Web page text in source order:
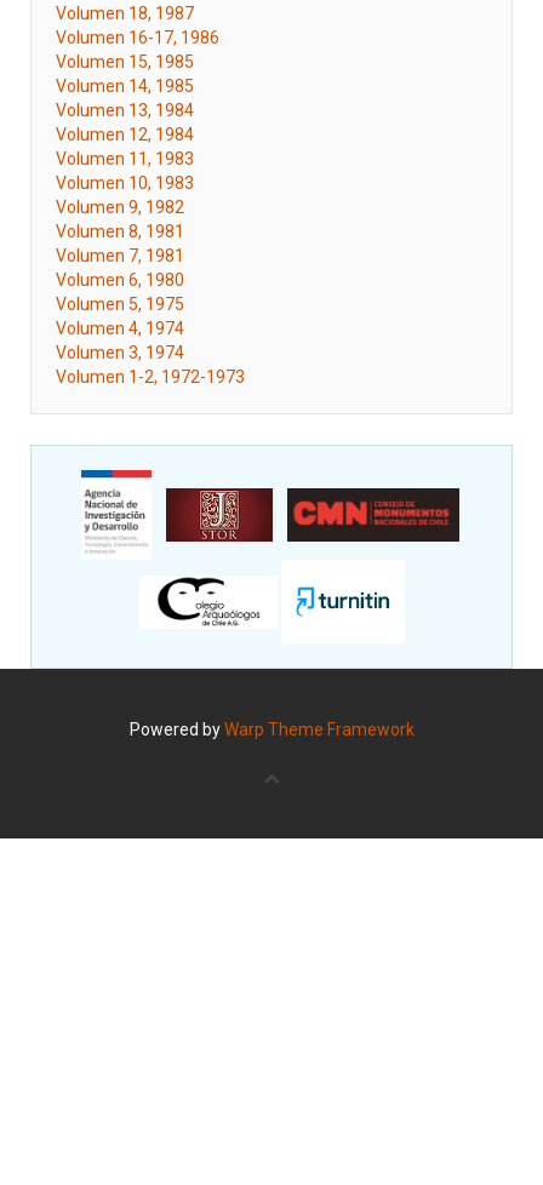
Volumen 18, 1987
Volumen 16-17, 1986
Volumen 15, 1985
Volumen 14, 1985
Volumen 13, 1984
Volumen 12, 1984
Volumen 11, 1983
Volumen 10, 1983
Volumen 9, 1982
Volumen 8, 1981
Volumen 7, 1981
Volumen 6, 1980
Volumen 5, 1975
Volumen 4, 1974
Volumen 3, 1974
Volumen 1-2, 1972-1973
Powered byWarp Theme Framework